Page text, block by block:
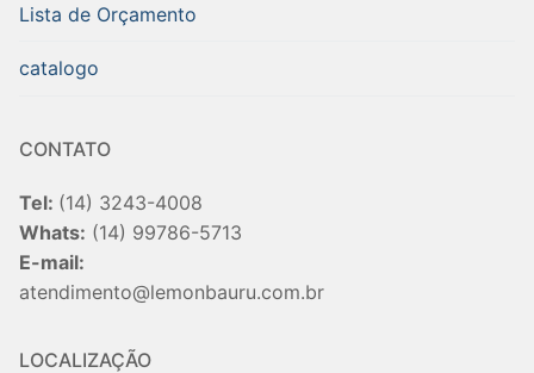
Lista de Orçamento
catalogo
CONTATO
Tel: (14) 3243-4008
Whats: (14) 99786-5713
E-mail:
atendimento@lemonbauru.com.br
LOCALIZAÇÃO